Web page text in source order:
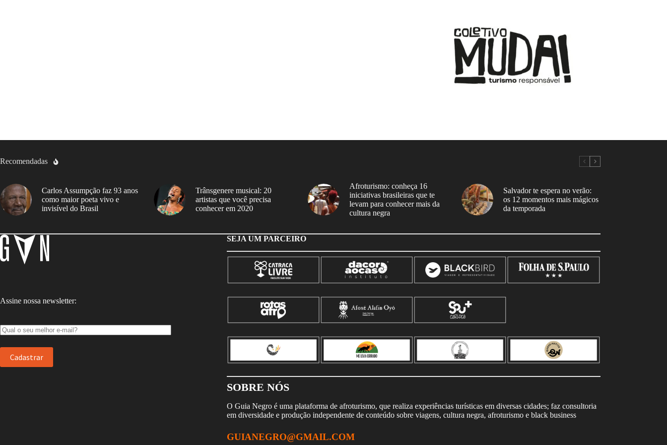
Recomendadas
Carlos Assumpção faz 93 anos
como maior poeta vivo e
invisível do Brasil
Trânsgenere musical: 20
artistas que você precisa
conhecer em 2020
Afroturismo: conheça 16
iniciativas brasileiras que te
levam para conhecer mais da
cultura negra
Salvador te espera no verão:
os 12 momentos mais mágicos
da temporada
Assine nossa newsletter:
SEJA UM PARCEIRO
SOBRE NÓS
O Guia Negro é uma plataforma de afroturismo, que realiza experiências turísticas em diversas cidades; faz consultoria
em diversidade e produção independente de conteúdo sobre viagens, cultura negra, afroturismo e black business
GUIANEGRO@GMAIL.COM